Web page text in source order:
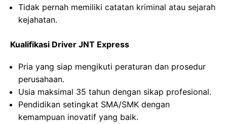
Tidak pernah memiliki catatan kriminal atau sejarah
kejahatan.
Kualifikasi Driver JNT Express
Pria yang siap mengikuti peraturan dan prosedur
perusahaan.
Usia maksimal 35 tahun dengan sikap profesional.
Pendidikan setingkat SMA/SMK dengan
kemampuan inovatif yang baik.